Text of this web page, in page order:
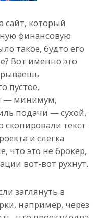
сайт, который
финансовую
такое, будто его
Вот именно это
пустое,
— минимум,
подачи — сухой,
текст
и слегка
что это не брокер,
вот-вот рухнут.
заглянуть в
например, через